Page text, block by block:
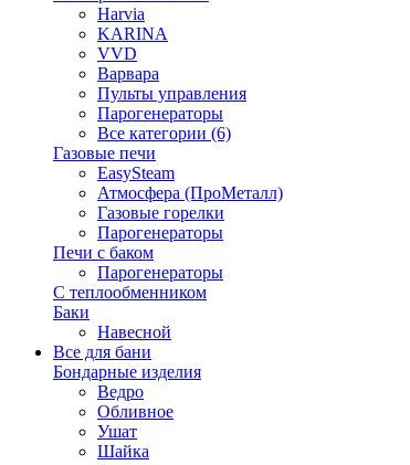
Harvia
KARINA
VVD
Варвара
Пульты управления
Парогенераторы
Все категории (6)
Газовые печи
EasySteam
Атмосфера (ПроМеталл)
Газовые горелки
Парогенераторы
Печи с баком
Парогенераторы
С теплообменником
Баки
Навесной
Все для бани
Бондарные изделия
Ведро
Обливное
Ушат
Шайка